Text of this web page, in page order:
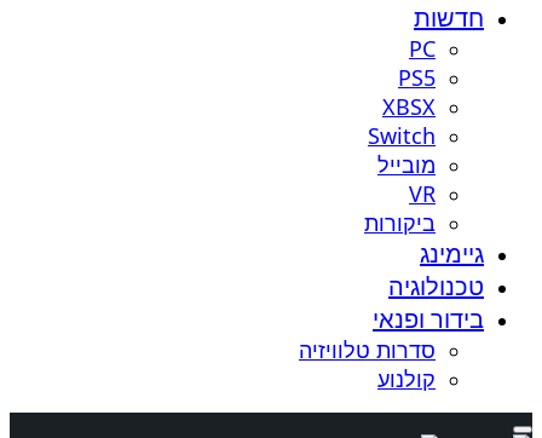
חדשות
PC
PS5
XBSX
Switch
מובייל
VR
ביקורות
גיימינג
טכנולוגיה
בידור ופנאי
סדרות טלוויזיה
קולנוע